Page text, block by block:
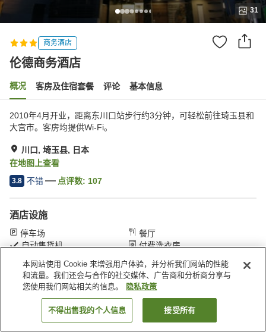
31
商务酒店
伦德商务酒店
概况 客房及住宿套餐 评论 基本信息
2010年4月开业，距离东川口站步行约3分钟，可轻松前往琦玉县和
大宫市。客房均提供Wi-Fi。
川口, 埼玉县, 日本
在地图上查看
3.8 不错 点评数: 107
酒店设施
停车场
餐厅
自动售货机
付费洗衣房
首页 日本 埼玉县 川口 伦德商务酒店
搜索客房
本网站使用 Cookie 来增强用户体验，并分析我们网站的性能
和流量。我们还会与合作的社交媒体、广告商和分析商分享与
您使用我们网站相关的信息。
隐私政策
不得出售我的个人信息 接受所有